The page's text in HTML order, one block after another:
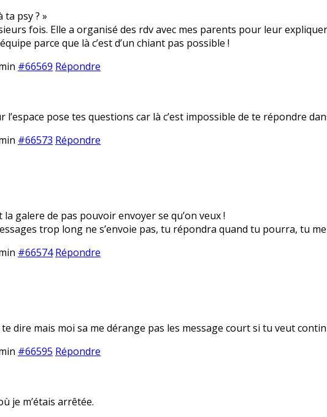
ta psy ? »
fois. Elle a organisé des rdv avec mes parents pour leur
parce que là c’est d’un chiant pas possible !
#66569 Répondre
pose tes questions car là c’est impossible de te répondre
#66573 Répondre
la galere de pas pouvoir envoyer se qu’on veux !
trop long ne s’envoie pas, tu répondra quand tu pourra, tu me
#66574 Répondre
te dire mais moi sa me dérange pas les message court si tu veut
#66595 Répondre
je m’étais arrêtée.